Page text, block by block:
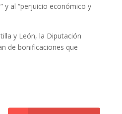
y al “perjuicio económico y
y León, la Diputación
de bonificaciones que